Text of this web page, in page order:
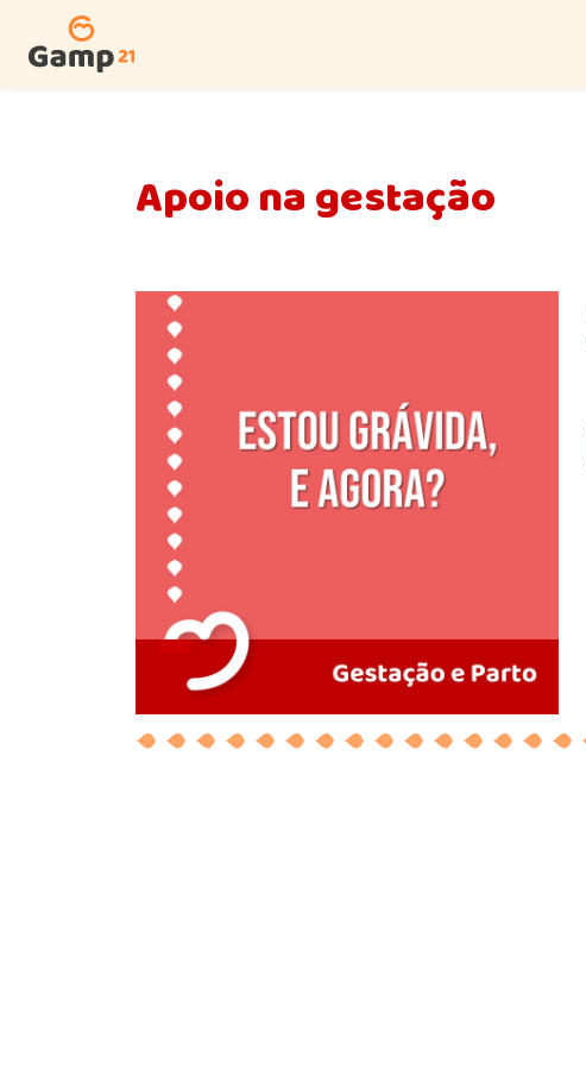
Apoio na gestação